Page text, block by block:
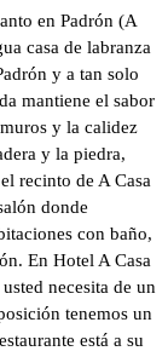
en Padrón (A
casa de labranza
y a tan solo
mantiene el sabor
y la calidez
y la piedra,
recinto de A Casa
donde
con baño,
En Hotel A Casa
necesita de un
tenemos un
está a su